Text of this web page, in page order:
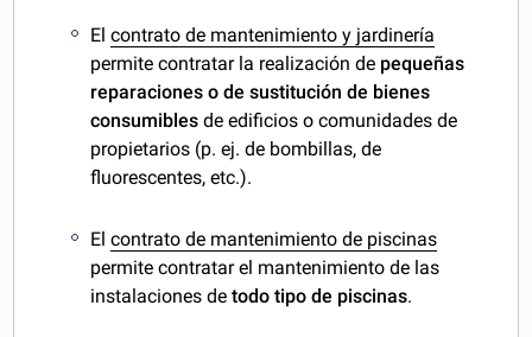
Elcontrato de mantenimiento y jardinería
permite contratar la realización de pequeñas
reparaciones o de sustitución de bienes
consumiblesde edificios o comunidades de
propietarios (p. ej. de bombillas, de
fluorescentes, etc.).
Elcontrato de mantenimiento de piscinas
permite contratar el mantenimiento de las
instalaciones detodo tipo de piscinas.